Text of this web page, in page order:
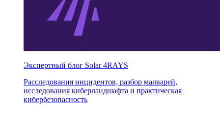
Экспертный блог Solar 4RAYS
Расследования инцидентов, разбор малварей,
исследования киберландшафта и практическая
кибербезопасность